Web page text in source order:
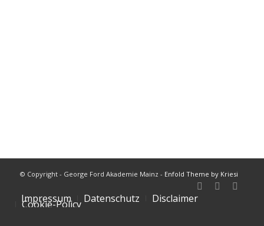
© Copyright - George Ford Akademie Mainz - Enfold Theme by Kriesi
Impressum Datenschutz Disclaimer
Cookie-Policy